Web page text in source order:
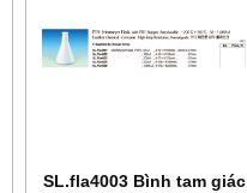
SL.fla4003 Bình tam giác